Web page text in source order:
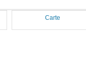
Carte